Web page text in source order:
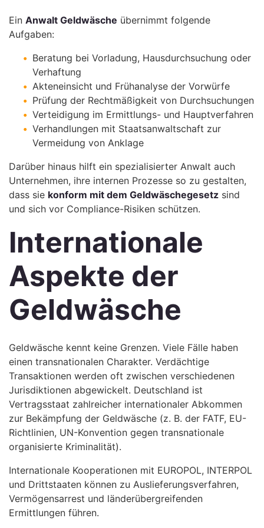
Ein Anwalt Geldwäsche übernimmt folgende
Aufgaben:
Beratung bei Vorladung, Hausdurchsuchung oder
Verhaftung
Akteneinsicht und Frühanalyse der Vorwürfe
Prüfung der Rechtmäßigkeit von Durchsuchungen
Verteidigung im Ermittlungs- und Hauptverfahren
Verhandlungen mit Staatsanwaltschaft zur
Vermeidung von Anklage
Darüber hinaus hilft ein spezialisierter Anwalt auch
Unternehmen, ihre internen Prozesse so zu gestalten,
dass sie konform mit dem Geldwäschegesetz sind
und sich vor Compliance-Risiken schützen.
Internationale
Aspekte der
Geldwäsche
Geldwäsche kennt keine Grenzen. Viele Fälle haben
einen transnationalen Charakter. Verdächtige
Transaktionen werden oft zwischen verschiedenen
Jurisdiktionen abgewickelt. Deutschland ist
Vertragsstaat zahlreicher internationaler Abkommen
zur Bekämpfung der Geldwäsche (z. B. der FATF, EU-
Richtlinien, UN-Konvention gegen transnationale
organisierte Kriminalität).
Internationale Kooperationen mit EUROPOL, INTERPOL
und Drittstaaten können zu Auslieferungsverfahren,
Vermögensarrest und länderübergreifenden
Ermittlungen führen.